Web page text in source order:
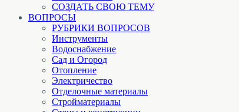
СОЗДАТЬ СВОЮ ТЕМУ
ВОПРОСЫ
РУБРИКИ ВОПРОСОВ
Инструменты
Водоснабжение
Сад и Огород
Отопление
Электричество
Отделочные материалы
Стройматериалы